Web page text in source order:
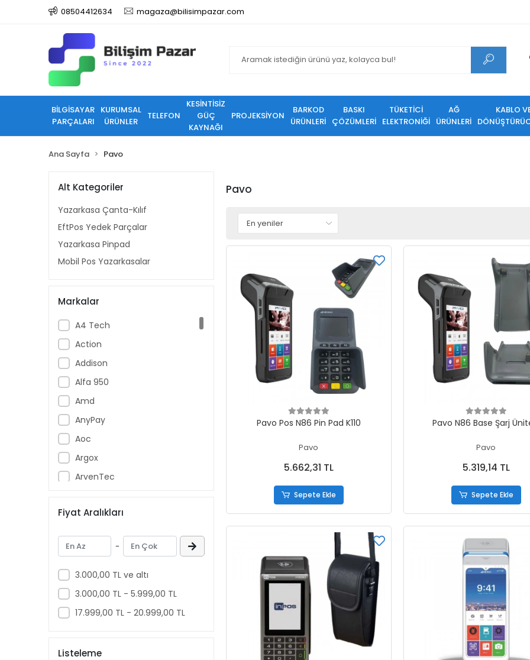
08504412634 magaza@bilisimpazar.com
BİLGİSAYAR
PARÇALARI
KURUMSAL
ÜRÜNLER
TELEFON
KESİNTİSİZ
GÜÇ
KAYNAĞI
PROJEKSİYON
BARKOD
ÜRÜNLERİ
BASKI
ÇÖZÜMLERİ
TÜKETİCİ
ELEKTRONİĞİ
AĞ
ÜRÜNLERİ
KABLO
Ana Sayfa Pavo
Alt Kategoriler
Yazarkasa Çanta-Kılıf
EftPos Yedek Parçalar
Yazarkasa Pinpad
Mobil Pos Yazarkasalar
Markalar
A4 Tech
Action
Addison
Alfa 950
Amd
AnyPay
Aoc
Argox
ArvenTec
Asus
ASYS
Aztech
Banknote Master
Bebird
Beko
Bitdefender
Fiyat Aralıkları
-
3.000,00 TL ve altı
3.000,00 TL - 5.999,00 TL
17.999,00 TL - 20.999,00 TL
Listeleme
Pavo
Sepete Ekle
Pavo Pos N86 Pin Pad K110
Pavo
5.662,31 TL
Sepete Ekle
Sepete Ekle
Pavo N86 Base Şarj
Pavo
5.319,14 TL
Sepete Ekle